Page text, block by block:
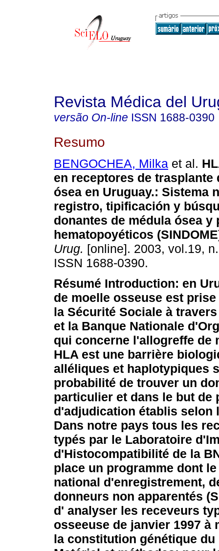
Revista Médica del
versão On-line ISSN 1688-0390
Resumo
BENGOCHEA, Milka et al.
en receptores de trasplante
ósea en Uruguay.: Sistema
registro, tipificación y
donantes de médula ósea y
hematopoyéticos
Urug. [online]. 2003, vol.19,
ISSN 1688-0390.
Résumé Introduction: en
de moelle osseuse est
la Sécurité Sociale à
et la Banque Nationale
qui concerne l'allogreffe de
HLA est une barrière
alléliques et haplotypiques
probabilité de trouver un
particulier et dans le but de
d'adjudication établis selon
Dans notre pays tous les
typés par le Laboratoire
d'Histocompatibilité de la
place un programme dont
national d'enregistrement,
donneurs non apparentés
d' analyser les receveurs
osseeuse de janvier 1997 à
la constitution génétique